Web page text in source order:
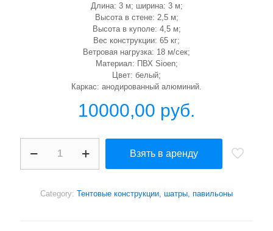
Длина: 3 м; ширина: 3 м;
Высота в стене: 2,5 м;
Высота в куполе: 4,5 м;
Вес конструкции: 65 кг;
Ветровая нагрузка: 18 м/сек;
Материал: ПВХ Sioen;
Цвет: белый;
Каркас: анодированный алюминий.
10000,00 руб.
3х3
quantity
Взять в аренду
Category: Тентовые конструкции, шатры, павильоны